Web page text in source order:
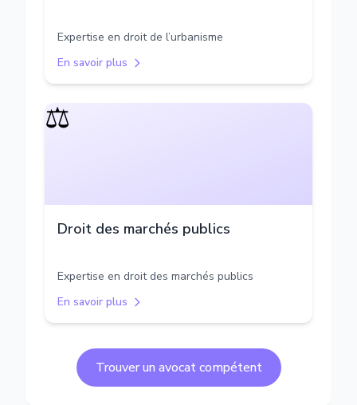
Expertise en droit de l’urbanisme
En savoir plus
⚖️
Droit des marchés publics
Expertise en droit des marchés publics
En savoir plus
Trouver un avocat compétent